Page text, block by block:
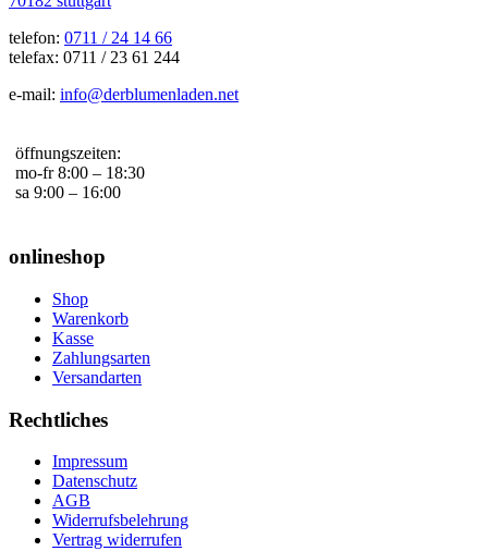
telefon: 0711 / 24 14 66
telefax: 0711 / 23 61 244
e-mail: info@derblumenladen.net
öffnungszeiten:
mo-fr 8:00 – 18:30
sa 9:00 – 16:00
onlineshop
Shop
Warenkorb
Kasse
Zahlungsarten
Versandarten
Rechtliches
Impressum
Datenschutz
AGB
Widerrufsbelehrung
Vertrag widerrufen